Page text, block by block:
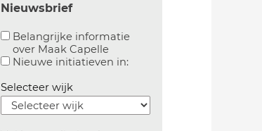
Nieuwsbrief
Belangrijke informatie
over Maak Capelle
Aanvinken om belangrijke informatie over
Nieuwe initiatieven in:Aanvinken om
Selecteer wijk